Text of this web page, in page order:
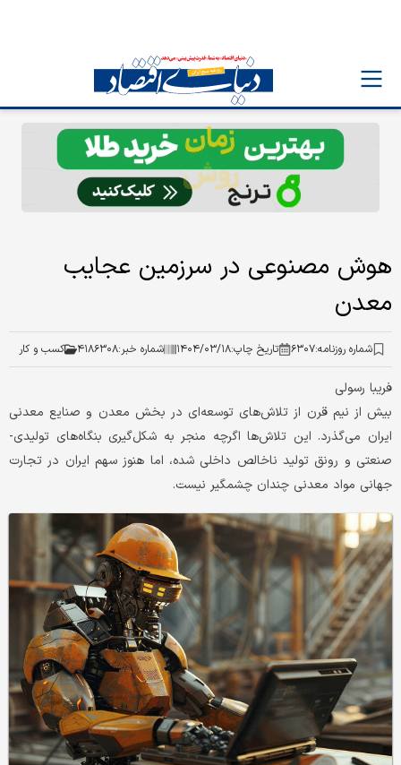
هوش مصنوعی در سرزمین عجایب
معدن
شماره روزنامه:۶۳۰۷ تاریخ چاپ:۱۴۰۴/۰۳/۱۸ شماره خبر:۴۱۸۶۳۰۸ کسب و کار
فریبا رسولی
بیش از نیم قرن از تلاش‌‌‌های توسعه‌‌‌ای در بخش معدن و صنایع معدنی
ایران می‌‌‌گذرد. این تلاش‌‌‌ها اگرچه منجر به شکل‌‌‌گیری بنگاه‌‌‌های تولیدی-
صنعتی و رونق تولید ناخالص داخلی شده، اما هنوز سهم ایران در تجارت
جهانی مواد معدنی چندان چشمگیر نیست.